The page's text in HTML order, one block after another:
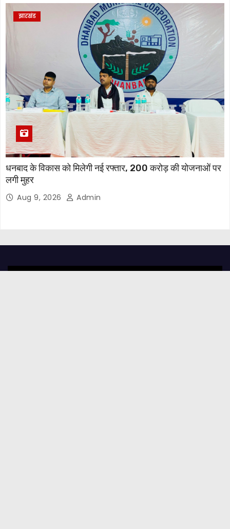
झारखंड
धनबाद के विकास को मिलेगी नई रफ्तार, 200 करोड़ की योजनाओं पर
लगी मुहर
Aug 9, 2026 Admin